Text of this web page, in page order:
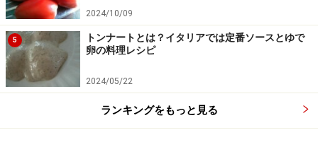
べく早めにお召し上がりください。また、持ち運びの際は保存方
法に注意してください。
【編集部おすすめの購入サイト】
2024/10/09
5
トンナートとは？イタリアでは定番ソースとゆで
卵の料理レシピ
2024/05/22
ランキングをもっと見る